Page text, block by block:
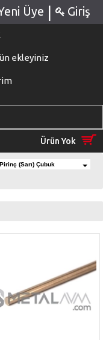
Üye | Giriş
ekleyiniz
Ürün Yok
Pirinç (Sarı) Çubuk